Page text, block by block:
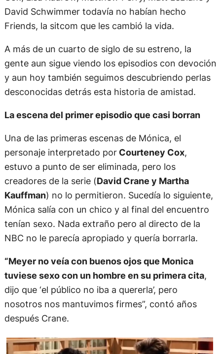
Cox, Lisa Kudrow, Matthew Perry, Matt LeBlanc y
David Schwimmer todavía no habían hecho
Friends, la sitcom que les cambió la vida.
A más de un cuarto de siglo de su estreno, la
gente aun sigue viendo los episodios con devoción
y aun hoy también seguimos descubriendo perlas
La escena del primer episodio que casi borran
Una de las primeras escenas de Mónica, el
personaje interpretado por Courteney Cox
estuvo a punto de ser eliminada, pero los
creadores de la serie ( David Crane y Martha
Kauffman
) no lo permitieron. Sucedía lo siguiente,
Mónica salía con un chico y al final del encuentro
tenían sexo. Nada extraño pero al directo de la
“Meyer no veía con buenos ojos que Monica
tuviese sexo con un hombre en su primera cita
dijo que ‘el público no iba a quererla’, pero
nosotros nos mantuvimos firmes”, contó años